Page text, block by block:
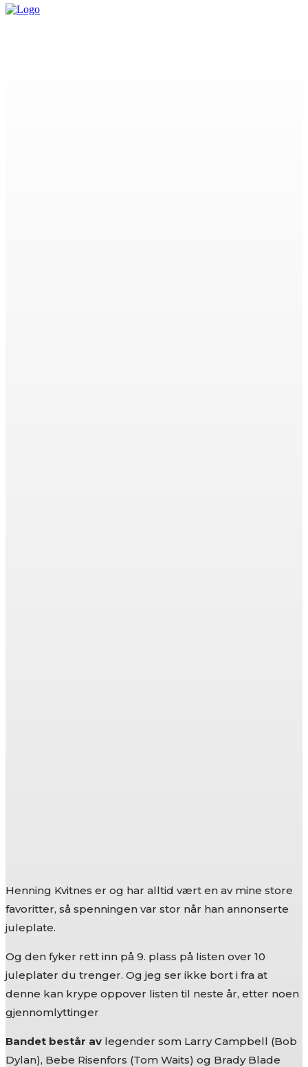
Henning Kvitnes er og har alltid vært en av mine store
favoritter, så spenningen var stor når han annonserte
juleplate.
Og den fyker rett inn på 9. plass på listen over 10
juleplater du trenger. Og jeg ser ikke bort i fra at
denne kan krype oppover listen til neste år, etter noen
gjennomlyttinger
Bandet består av legender som Larry Campbell (Bob
Dylan), Bebe Risenfors (Tom Waits) og Brady Blade